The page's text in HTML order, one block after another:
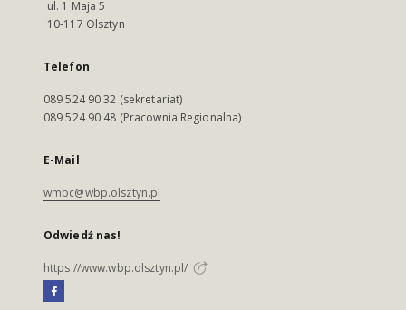
ul. 1 Maja 5
10-117 Olsztyn
Telefon
089 524 90 32 (sekretariat)
089 524 90 48 (Pracownia Regionalna)
E-Mail
wmbc@wbp.olsztyn.pl
Odwiedź nas!
https://www.wbp.olsztyn.pl/